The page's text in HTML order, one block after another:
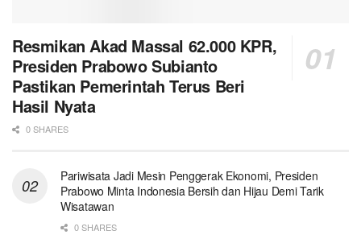
Resmikan Akad Massal 62.000 KPR,
Presiden Prabowo Subianto
Pastikan Pemerintah Terus Beri
Hasil Nyata
0 SHARES
Pariwisata Jadi Mesin Penggerak Ekonomi, Presiden
Prabowo Minta Indonesia Bersih dan Hijau Demi Tarik
Wisatawan
0 SHARES